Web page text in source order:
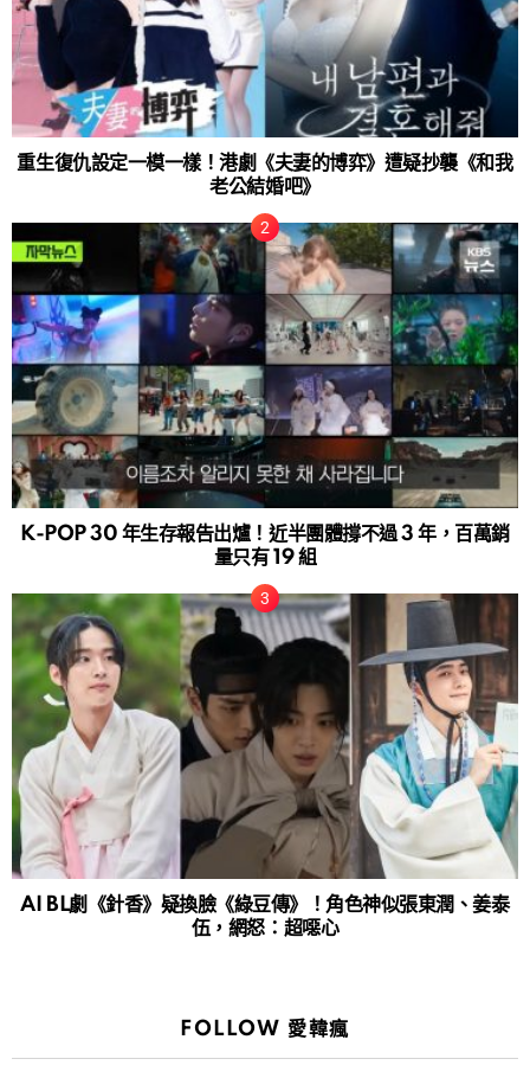
重生復仇設定一模一樣！港劇《夫妻的博弈》遭疑抄襲《和我
老公結婚吧》
K-POP 30 年生存報告出爐！近半團體撐不過 3 年，百萬銷
量只有 19 組
AI BL劇《針香》疑換臉《綠豆傳》！角色神似張東潤、姜泰
伍，網怒：超噁心
FOLLOW 愛韓瘋